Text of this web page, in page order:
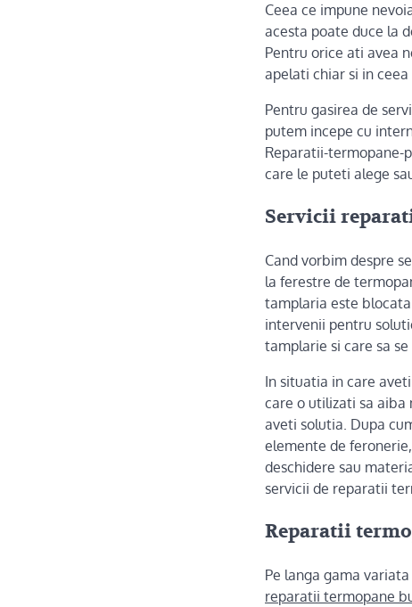
Ceea ce impune
acesta poate duce la
Pentru orice ati avea
apelati chiar si in
Pentru gasirea de
putem incepe cu
Reparatii-termopane-
care le puteti alege
Servicii
Cand vorbim despre
la ferestre de
tamplaria este
intervenii pentru
tamplarie si care sa
In situatia in care
care o utilizati sa aiba
aveti solutia. Dupa
elemente de
deschidere sau
servicii de reparatii
Reparatii
Pe langa gama
reparatii termopane